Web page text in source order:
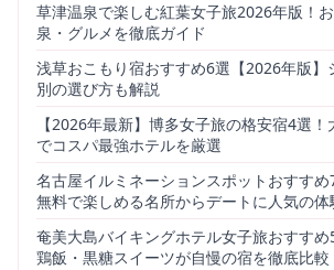
草津温泉で楽しむ紅葉女子旅2026年版！
泉・グルメを徹底ガイド
浅草おこもり宿おすすめ6選【2026年版】
別の選び方も解説
【2026年最新】博多女子旅の格安宿4選！
でコスパ最強ホテルを厳選
名古屋イルミネーションスポットおすすめ
無料で楽しめる名所からデートに人気の
奄美大島バイキングホテル女子旅おすすめ
鶏飯・黒糖スイーツが自慢の宿を徹底比較